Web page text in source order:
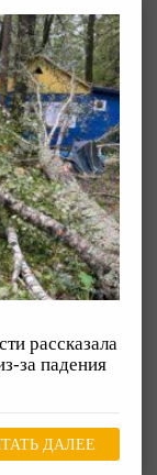
рассказала
за падения
ДАЛЕЕ